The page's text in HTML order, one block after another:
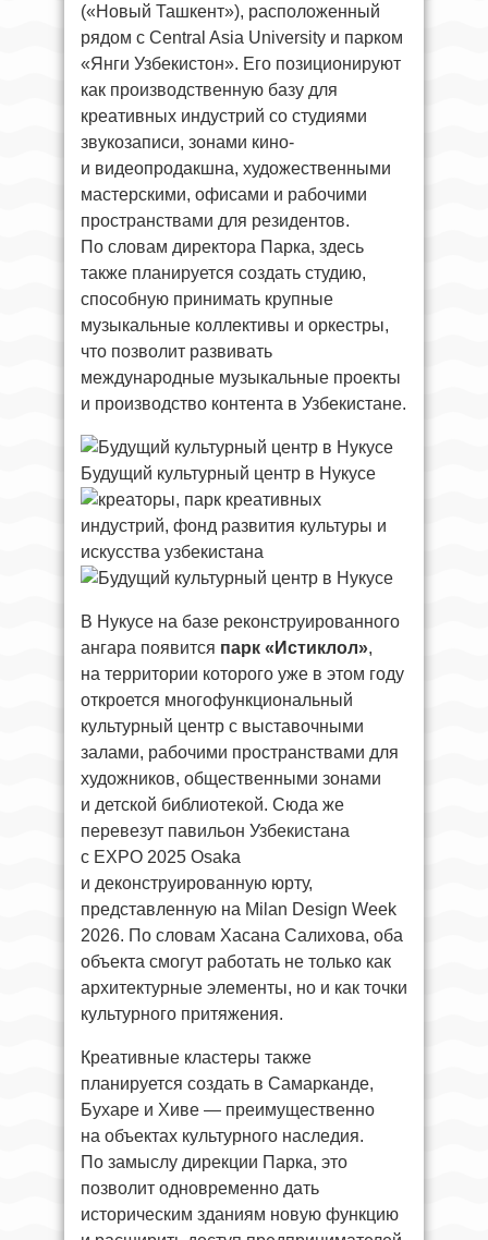
(«Новый Ташкент»), расположенный
рядом с Central Asia University и парком
«Янги Узбекистон». Его позиционируют
как производственную базу для
креативных индустрий со студиями
звукозаписи, зонами кино-
и видеопродакшна, художественными
мастерскими, офисами и рабочими
пространствами для резидентов.
По словам директора Парка, здесь
также планируется создать студию,
способную принимать крупные
музыкальные коллективы и оркестры,
что позволит развивать
международные музыкальные проекты
и производство контента в Узбекистане.
Будущий культурный центр в Нукусе
В Нукусе на базе реконструированного
ангара появится парк «Истиклол»,
на территории которого уже в этом году
откроется многофункциональный
культурный центр с выставочными
залами, рабочими пространствами для
художников, общественными зонами
и детской библиотекой. Сюда же
перевезут павильон Узбекистана
с EXPO 2025 Osaka
и деконструированную юрту,
представленную на Milan Design Week
2026. По словам Хасана Салихова, оба
объекта смогут работать не только как
архитектурные элементы, но и как точки
культурного притяжения.
Креативные кластеры также
планируется создать в Самарканде,
Бухаре и Хиве — преимущественно
на объектах культурного наследия.
По замыслу дирекции Парка, это
позволит одновременно дать
историческим зданиям новую функцию